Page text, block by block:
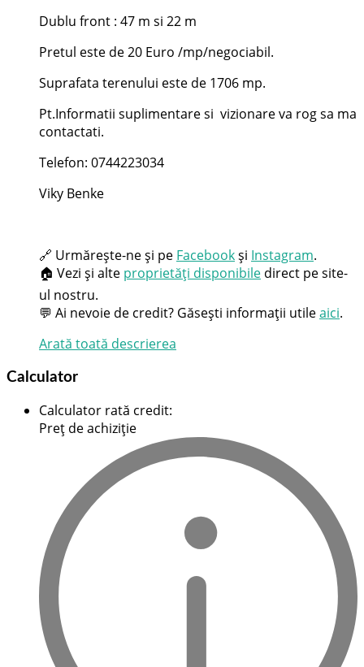
Dublu front : 47 m si 22 m
Pretul este de 20 Euro /mp/negociabil.
Suprafata terenului este de 1706 mp.
Pt.Informatii suplimentare si vizionare va rog sa ma
contactati.
Telefon: 0744223034
Viky Benke
🔗 Urmărește-ne și pe Facebookși Instagram.
🏠 Vezi și alte proprietăți disponibile direct pe site-
ul nostru.
💬 Ai nevoie de credit? Găsești informații utileaici.
Arată toată descrierea
Calculator
Calculator rată credit:
Preț de achiziție